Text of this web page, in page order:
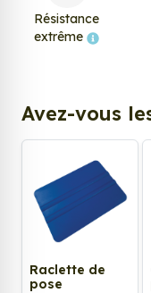
Résistance
extrême
Avez-vous
Raclette de
pose